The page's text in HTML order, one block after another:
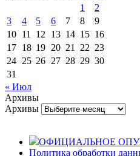
1
2
3
4 5 6 7 8
9
10 11 12 13 14 15 16
17 18 19 20 21 22 23
24 25 26 27 28 29 30
31
« Июл
Архивы
Архивы
ОФИЦИАЛЬНОЕ
Политика обработки